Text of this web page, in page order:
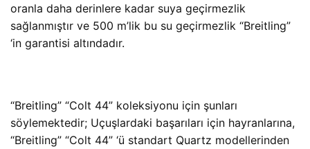
oranla daha derinlere kadar suya geçirmezlik
sağlanmıştır ve 500 m’lik bu su geçirmezlik “Breitling”
‘in garantisi altındadır.
“Breitling” “Colt 44” koleksiyonu için şunları
söylemektedir; Uçuşlardaki başarıları için hayranlarına,
“Breitling” “Colt 44” ‘ü standart Quartz modellerinden